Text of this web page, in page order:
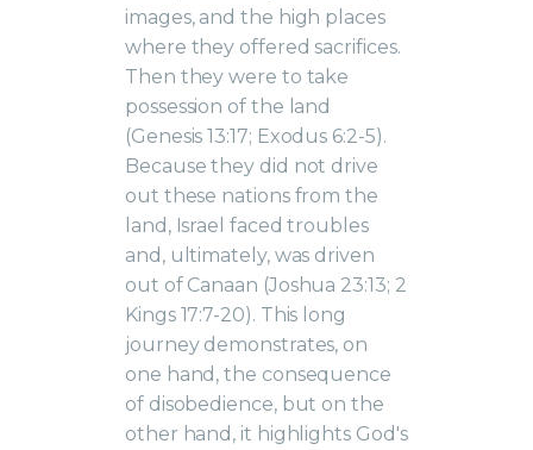
images, and the high places
where they offered sacrifices.
Then they were to take
possession of the land
(Genesis 13:17; Exodus 6:2-5).
Because they did not drive
out these nations from the
land, Israel faced troubles
and, ultimately, was driven
out of Canaan (Joshua 23:13; 2
Kings 17:7-20). This long
journey demonstrates, on
one hand, the consequence
of disobedience, but on the
other hand, it highlights God's